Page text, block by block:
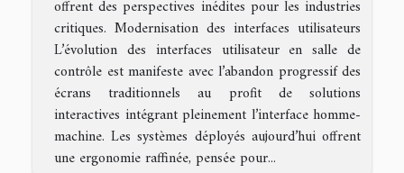
offrent des perspectives inédites pour les industries
critiques. Modernisation des interfaces utilisateurs
L’évolution des interfaces utilisateur en salle de
contrôle est manifeste avec l’abandon progressif des
écrans traditionnels au profit de solutions
interactives intégrant pleinement l’interface homme-
machine. Les systèmes déployés aujourd’hui offrent
une ergonomie raffinée, pensée pour...